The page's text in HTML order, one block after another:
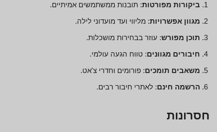
ביקורות מפורטות: תובנות ממשתמשים אמיתיים.
מגוון אפשרויות: מליווי ועד מועדוני לילה.
תוכן מפורש: עוזר בבחירות מושכלות.
חיבורים מגוונים: טווח הגעה עולמי.
משאבים תומכים: פורומים וחדרי צ'אט.
הרשמה חינם: לאתרי חיבור רבים.
חסרונות